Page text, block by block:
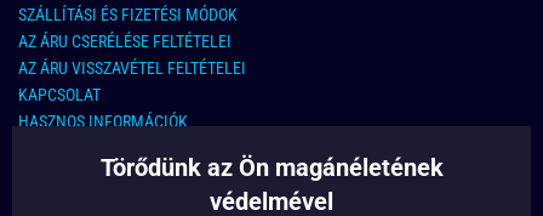
SZÁLLÍTÁSI ÉS FIZETÉSI MÓDOK
AZ ÁRU CSERÉLÉSE FELTÉTELEI
AZ ÁRU VISSZAVÉTEL FELTÉTELEI
KAPCSOLAT
HASZNOS INFORMÁCIÓK
KAPCSOLATTörődünk az Ön magánéletének
védelmével